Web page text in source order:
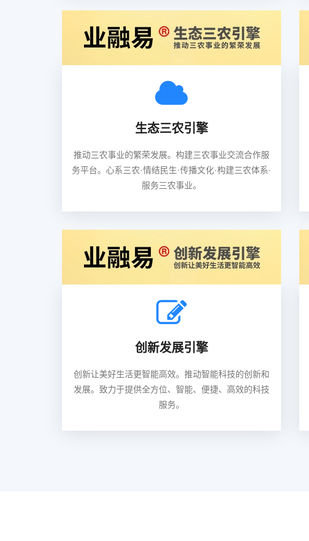
生态三农引擎
推动三农事业的繁荣发展。构建三农事业交流合作服
务平台。心系三农·情结民生·传播文化·构建三农体系·
服务三农事业。
创新发展引擎
创新让美好生活更智能高效。推动智能科技的创新和
发展。致力于提供全方位、智能、便捷、高效的科技
服务。